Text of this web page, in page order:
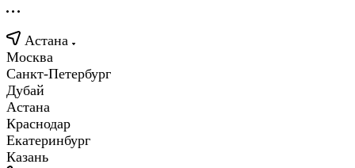
Астана
Москва
Санкт-Петербург
Дубай
Астана
Краснодар
Екатеринбург
Казань